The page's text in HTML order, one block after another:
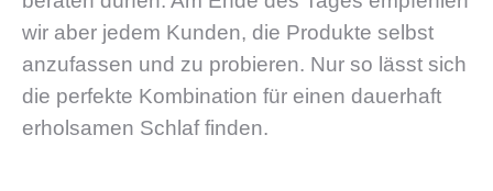
wir aber jedem Kunden, die Produkte selbst
anzufassen und zu probieren. Nur so lässt sich
die perfekte Kombination für einen dauerhaft
erholsamen Schlaf finden.